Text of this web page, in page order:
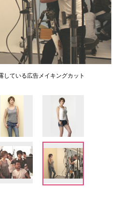
している広告メイキングカット